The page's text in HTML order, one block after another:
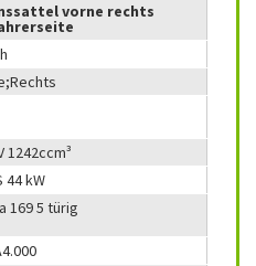
vorne rechts
1242ccm³
44 kW
169 5 türig